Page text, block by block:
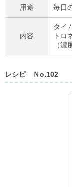
用途 毎日
内容
タイ
トロ
（濃
レシピ Ｎo.102